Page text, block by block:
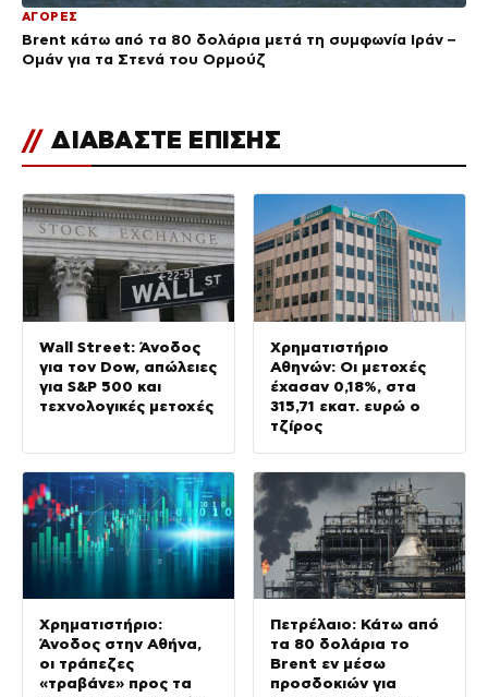
ΑΓΟΡΕΣ
Brent κάτω από τα 80 δολάρια μετά τη συμφωνία Ιράν –
Ομάν για τα Στενά του Ορμούζ
// ΔΙΑΒΑΣΤΕ ΕΠΙΣΗΣ
Wall Street: Άνοδος
για τον Dow, απώλειες
για S&P 500 και
τεχνολογικές μετοχές
Χρηματιστήριο
Αθηνών: Οι μετοχές
έχασαν 0,18%, στα
315,71 εκατ. ευρώ ο
τζίρος
Χρηματιστήριο:
Άνοδος στην Αθήνα,
οι τράπεζες
«τραβάνε» προς τα
Πετρέλαιο: Κάτω από
τα 80 δολάρια το
Brent εν μέσω
προσδοκιών για